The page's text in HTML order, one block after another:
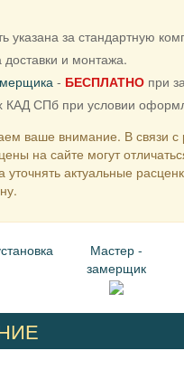
указана за стандартную
доставки и монтажа.
- БЕСПЛАТНО при
КАД СПб при условии
ваше внимание. В связи с
на сайте могут
уточнять актуальные
Мастер -
замерщик